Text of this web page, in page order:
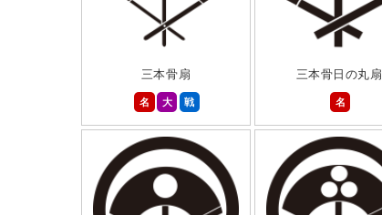
三本骨扇
名
大 戦
三本骨日の丸扇
名